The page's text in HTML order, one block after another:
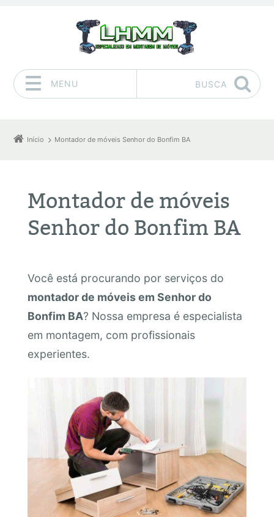
MENU BUSCA
Início Montador de móveis Senhor do Bonfim BA
Montador de móveis
Senhor do Bonfim BA
Você está procurando por serviços do
montador de móveis em Senhor do
Bonfim BA? Nossa empresa é especialista
em montagem, com profissionais
experientes.